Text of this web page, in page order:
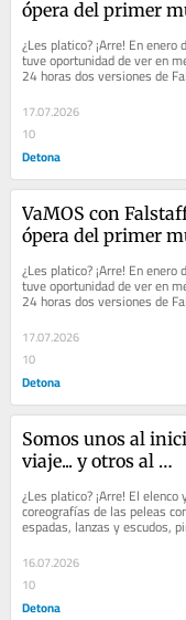
ópera del primer
¿Les platico? ¡Arre! En enero
tuve oportunidad de ver en
24 horas dos versiones de
17.07.2026
10
Detona
VaMOS con
ópera del primer
¿Les platico? ¡Arre! En enero
tuve oportunidad de ver en
24 horas dos versiones de
17.07.2026
10
Detona
Somos unos al
viaje... y otros al
20 años
¿Les platico? ¡Arre! El elenco
coreografías de las peleas
espadas, lanzas y escudos,
esta película como un producto
residual de...
16.07.2026
10
Detona